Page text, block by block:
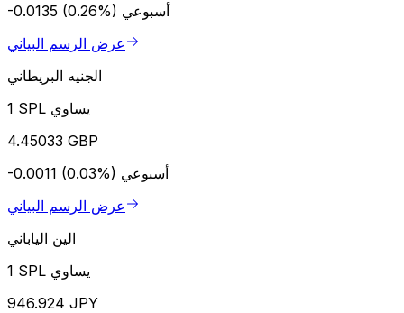
-0.0135 (0.26%) أسبوعي
عرض الرسم البياني
الجنيه البريطاني
1 SPL يساوي
4.45033 GBP
-0.0011 (0.03%) أسبوعي
عرض الرسم البياني
الين الياباني
1 SPL يساوي
946.924 JPY